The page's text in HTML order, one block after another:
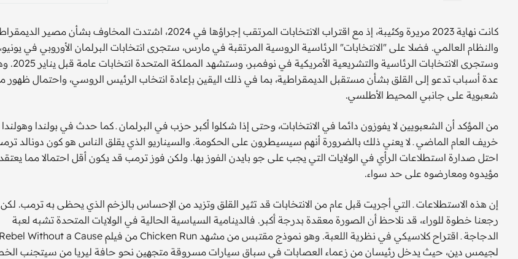
كانت نهاية 2023 مريرة وكئيبة، إذ مع اقتراب الانتخابات المرتقب إجراؤها في 2024، اشتدت المخاوف بشأن مصير
والنظام العالمي. فضلا على "الانتخابات" الرئاسية الروسية المرتقبة في مارس، ستجرى انتخابات البرلمان الأوروبي في يونيو،
وستجرى الانتخابات الرئاسية
عدة أسباب تدعو إلى القلق بشأن مستقبل الديمقراطية، بما في ذلك اليقين بإعادة انتخاب الرئيس الروسي، واحتمال ظهور
شعبوية على جانبي المحيط الأطلسي.
من المؤكد أن الشعبويين لا يفوزون دائما في الانتخابات، وحتى إذا شكلوا أكبر حزب في البرلمان ـ كما حدث في بولندا
خريف العام الماضي ـ لا يعني ذلك بالضرورة أنهم سيسيطرون على الحكومة. والسيناريو الذي يقلق الناس هو كون دونالد
احتل صدارة استطلاعات الرأي في الولايات التي يجب على جو بايدن الفوز بها. ولكن فوز ترمب قد يكون أقل احتمالا مما
مؤيدوه ومعارضوه على حد سواء.
إن هذه الاستطلاعات ـ التي أجريت قبل عام من الانتخابات قد تثير القلق وتزيد من الإحساس بالزخم الذي يحظى به ترمب. لكن
رجعنا خطوة للوراء، قد نلاحظ أن الصورة معقدة بدرجة أكبر. فالدينامية السياسية الحالية في الولايات المتحدة تشبه لعبة
الدجاجة ـ اقتراح كلاسيكي في نظرية اللعبة. وهو نموذج مقتبس من مشهد Chicken Run من فيلم Rebel Without a Cause
لجيمس دين، حيث يدخل رئيسان من زعماء العصابات في سباق سيارات مسروقة متجهين نحو حافة ليريا من سيتجنب